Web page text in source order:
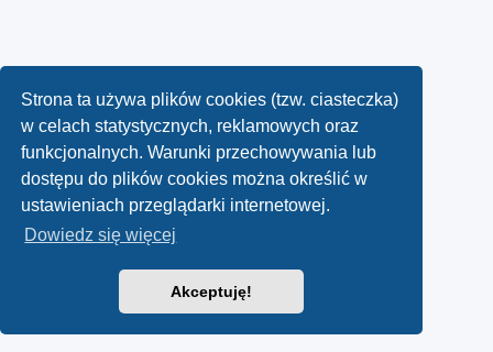
Strona ta używa plików cookies (tzw. ciasteczka)
w celach statystycznych, reklamowych oraz
funkcjonalnych. Warunki przechowywania lub
dostępu do plików cookies można określić w
ustawieniach przeglądarki internetowej.
Dowiedz się więcej
Akceptuję!